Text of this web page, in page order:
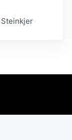
Steinkjer